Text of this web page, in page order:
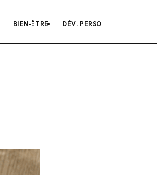
BIEN-ÊTRE DÉV. PERSO